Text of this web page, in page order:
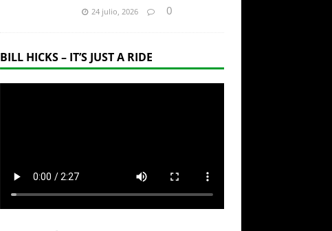
24 julio, 2026 0
BILL HICKS – IT’S JUST A RIDE